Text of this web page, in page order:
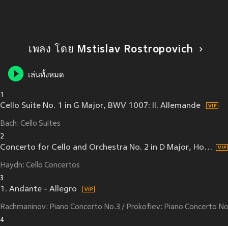
เพลง โดย Mstislav Rostropovich
เล่นทั้งหมด
1
Cello Suite No. 1 in G Major, BWV 1007: II. Allemande
Bach: Cello Suites
2
Concerto for Cello and Orchestra No. 2 in D Major, Hob. VIIb:2 (Cadenzas: Mstislav Rostropovich) (1999 Remastered Version): I. Allegro moderato - Cadenza
Haydn: Cello Concertos
3
1. Andante - Allegro
Rachmaninov: Piano Concerto No.3 / Prokofiev: Piano Concerto
4